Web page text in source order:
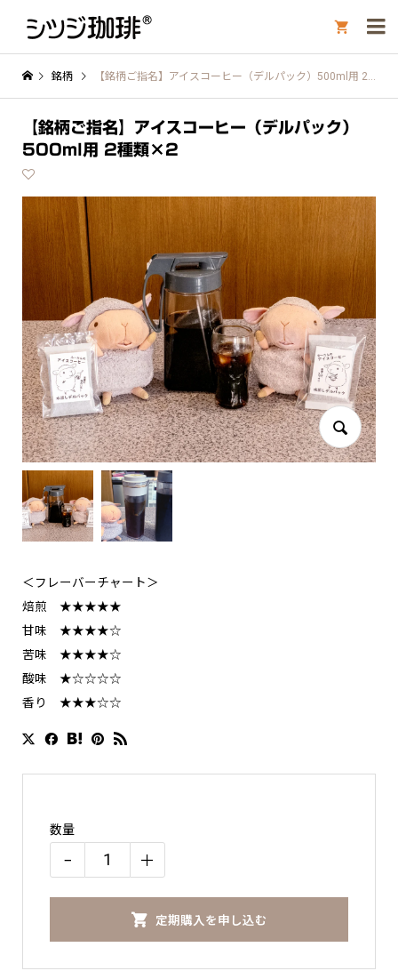

銘柄 【銘柄ご指名】アイスコーヒー（デルパック）500ml用 2種類×2
【銘柄ご指名】アイスコーヒー（デルパック）
500ml用 2種類×2
＜フレーバーチャート＞
焙煎 ★★★★★
甘味 ★★★★☆
苦味 ★★★★☆
酸味 ★☆☆☆☆
香り ★★★☆☆
数量
柄
指
名】
− ＋
定期購入を申し込む